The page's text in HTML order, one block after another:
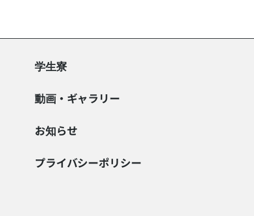
学生寮
動画・ギャラリー
お知らせ
プライバシーポリシー